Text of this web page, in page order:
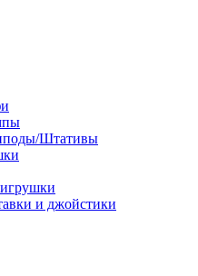
Штативы
и джойстики